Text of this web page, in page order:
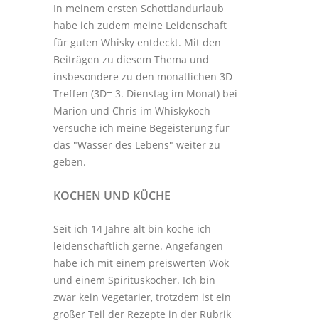
In meinem ersten Schottlandurlaub
habe ich zudem meine Leidenschaft
für guten Whisky entdeckt. Mit den
Beiträgen zu diesem Thema und
insbesondere zu den monatlichen 3D
Treffen (3D= 3. Dienstag im Monat) bei
Marion und Chris im Whiskykoch
versuche ich meine Begeisterung für
das "Wasser des Lebens" weiter zu
geben.
KOCHEN UND KÜCHE
Seit ich 14 Jahre alt bin koche ich
leidenschaftlich gerne. Angefangen
habe ich mit einem preiswerten Wok
und einem Spirituskocher. Ich bin
zwar kein Vegetarier, trotzdem ist ein
großer Teil der Rezepte in der Rubrik